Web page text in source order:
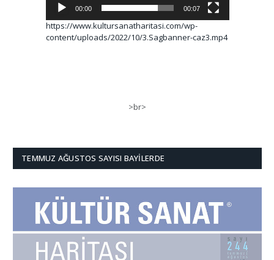
00:00 00:07
https://www.kultursanatharitasi.com/wp-
content/uploads/2022/10/3.Sagbanner-caz3.mp4
>br>
TEMMUZ AĞUSTOS SAYISI BAYILERDE